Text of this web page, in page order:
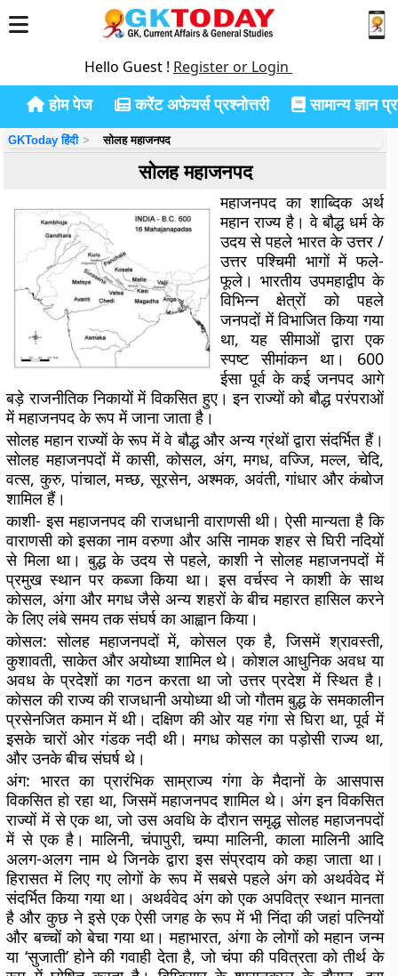
Hello Guest ! Register or Login
होम पेज करेंट अफेयर्स प्रश्नोत्तरी सामान्य ज्ञान
GKToday हिंदी सोलह महाजनपद
सोलह महाजनपद
महाजनपद का शाब्दिक अर्थ
महान राज्य है। वे बौद्ध धर्म के
उदय से पहले भारत के उत्तर /
उत्तर पश्चिमी भागों में फले-
फूले। भारतीय उपमहाद्वीप के
विभिन्न क्षेत्रों को पहले
जनपदों में विभाजित किया गया
था, यह सीमाओं द्वारा एक
स्पष्ट सीमांकन था। 600
ईसा पूर्व के कई जनपद आगे
बड़े राजनीतिक निकायों में विकसित हुए। इन राज्यों को बौद्ध परंपराओं
में महाजनपद के रूप में जाना जाता है।
सोलह महान राज्यों के रूप में वे बौद्ध और अन्य ग्रंथों द्वारा संदर्भित हैं।
सोलह महाजनपदों में कासी, कोसल, अंग, मगध, वज्जि, मल्ल, चेदि,
वत्स, कुरु, पांचाल, मच्छ, सूरसेन, अश्मक, अवंती, गांधार और कंबोज
शामिल हैं।
काशी- इस महाजनपद की राजधानी वाराणसी थी। ऐसी मान्यता है कि
वाराणसी को इसका नाम वरुणा और असि नामक शहर से घिरी नदियों
से मिला था। बुद्ध के उदय से पहले, काशी ने सोलह महाजनपदों में
प्रमुख स्थान पर कब्जा किया था। इस वर्चस्व ने काशी के साथ
कोसल, अंगा और मगध जैसे अन्य शहरों के बीच महारत हासिल करने
के लिए लंबे समय तक संघर्ष का आह्वान किया।
कोसल: सोलह महाजनपदों में, कोसल एक है, जिसमें श्रावस्ती,
कुशावती, साकेत और अयोध्या शामिल थे। कोशल आधुनिक अवध या
अवध के प्रदेशों का गठन करता था जो उत्तर प्रदेश में स्थित है।
कोसल की राज्य की राजधानी अयोध्या थी जो गौतम बुद्ध के समकालीन
प्रसेनजित कमान में थी। दक्षिण की ओर यह गंगा से घिरा था, पूर्व में
इसके चारों ओर गंडक नदी थी। मगध कोसल का पड़ोसी राज्य था,
और उनके बीच संघर्ष थे।
अंग: भारत का प्रारंभिक साम्राज्य गंगा के मैदानों के आसपास
विकसित हो रहा था, जिसमें महाजनपद शामिल थे। अंग इन विकसित
राज्यों में से एक था, जो उस अवधि के दौरान समृद्ध सोलह महाजनपदों
में से एक है। मालिनी, चंपापुरी, चम्पा मालिनी, काला मालिनी आदि
अलग-अलग नाम थे जिनके द्वारा इस संप्रदाय को कहा जाता था।
हिरासत में लिए गए लोगों के रूप में सबसे पहले अंग को अथर्ववेद में
संदर्भित किया गया था। अथर्ववेद अंग को एक अपवित्र स्थान मानता
है और कुछ ने इसे एक ऐसी जगह के रूप में भी निंदा की जहां पत्नियों
और बच्चों को बेचा गया था। महाभारत, अंगा के लोगों को महान जन्म
या ‘सुजाती’ होने की गवाही देता है, जो चंपा की पवित्रता को तीर्थ के